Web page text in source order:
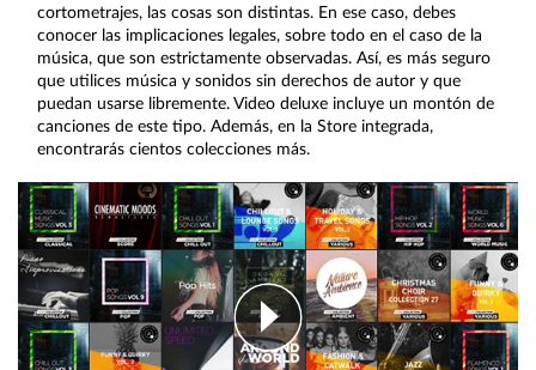
cortometrajes, las cosas son distintas. En ese caso, debes
conocer las implicaciones legales, sobre todo en el caso de la
música, que son estrictamente observadas. Así, es más seguro
que utilices música y sonidos sin derechos de autor y que
puedan usarse libremente. Video deluxe incluye un montón de
canciones de este tipo. Además, en la Store integrada,
encontrarás cientos colecciones más.